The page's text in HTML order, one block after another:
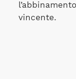
vincente.